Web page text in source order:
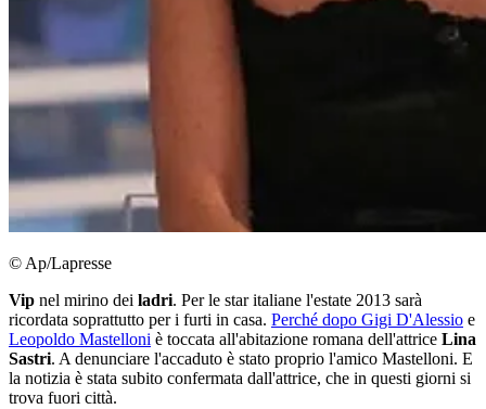
© Ap/Lapresse
Vip nel mirino dei ladri. Per le star italiane l'estate 2013 sarà
ricordata soprattutto per i furti in casa. Perché dopo Gigi D'Alessio e
Leopoldo Mastelloni è toccata all'abitazione romana dell'attrice Lina
Sastri. A denunciare l'accaduto è stato proprio l'amico Mastelloni. E
la notizia è stata subito confermata dall'attrice, che in questi giorni si
trova fuori città.